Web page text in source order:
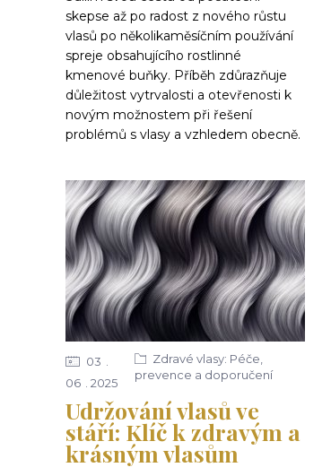
skepse až po radost z nového růstu
vlasů po několikaměsíčním používání
spreje obsahujícího rostlinné
kmenové buňky. Příběh zdůrazňuje
důležitost vytrvalosti a otevřenosti k
novým možnostem při řešení
problémů s vlasy a vzhledem obecně.
Udržování vlasů ve
stáří: Klíč k zdravým a
krásným vlasům
03
06
2025
Zdravé vlasy: Péče,
prevence a doporučení